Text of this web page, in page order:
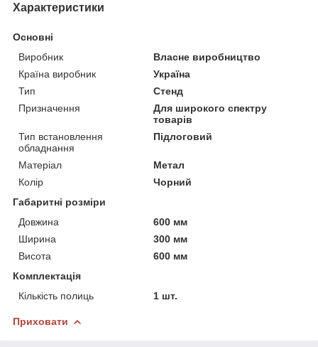
Характеристики
Основні
Виробник
Власне виробництво
Країна виробник
Україна
Тип
Стенд
Призначення
Для широкого спектру
товарів
Тип встановлення
обладнання
Підлоговий
Матеріал
Метал
Колір
Чорний
Габаритні розміри
Довжина
600 мм
Ширина
300 мм
Висота
600 мм
Комплектація
Кількість полиць
1 шт.
Приховати